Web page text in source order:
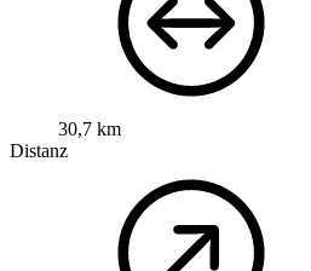
30,7 km
Distanz